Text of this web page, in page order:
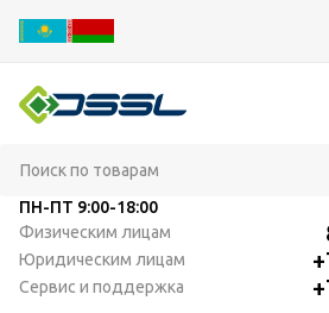
ПН-ПТ 9:00-18:00
Физическим лицам
Юридическим лицам
Сервис и поддержка